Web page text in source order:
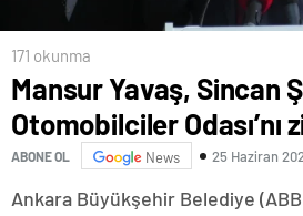
171 okunma
Mansur Yavaş, Sincan
Otomobilciler Odası’nı
ABONE OL News 25 Haziran
Ankara Büyükşehir Belediye